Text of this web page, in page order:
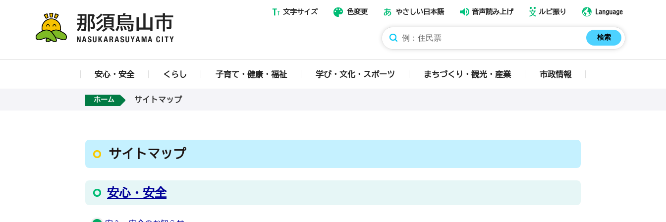
那須烏山市ホームページ
文字サイズ 色変更 やさしい日本語 音声読み上げ ルビ振り Language
安心・安全 くらし 子育て・健康・福祉 学び・文化・スポーツ まちづくり・観光・産業 市政情報
ホーム サイトマップ
サイトマップ
安心・安全